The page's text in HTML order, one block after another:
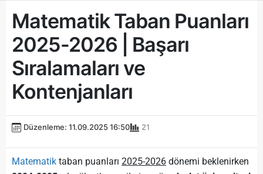
Matematik Taban Puanları
2025-2026 | Başarı
Sıralamaları ve
Kontenjanları
Düzenleme: 11.09.2025 16:50 21
Matematik taban puanları 2025-2026 dönemi beklenirken